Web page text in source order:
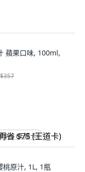
蘋果口味, 100ml,
$357
$75 (王道卡)
原汁, 1L, 1瓶